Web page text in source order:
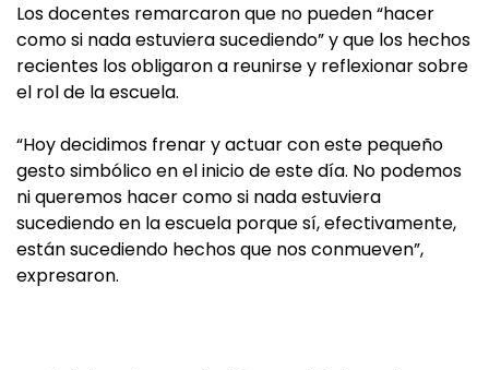
Los docentes remarcaron que no pueden “hacer
como si nada estuviera sucediendo” y que los hechos
recientes los obligaron a reunirse y reflexionar sobre
el rol de la escuela.
“Hoy decidimos frenar y actuar con este pequeño
gesto simbólico en el inicio de este día. No podemos
ni queremos hacer como si nada estuviera
sucediendo en la escuela porque sí, efectivamente,
están sucediendo hechos que nos conmueven”,
expresaron.